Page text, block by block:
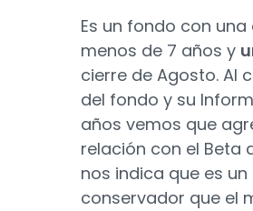
Es un fondo con
menos de 7 años y
cierre de Agosto. Al
del fondo y su
años vemos que
relación con el Beta
nos indica que es
conservador que el